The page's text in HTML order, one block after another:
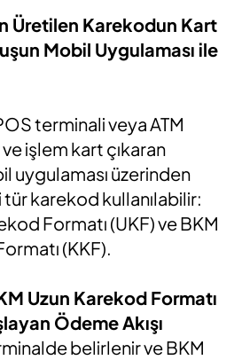
Üretilen Karekodun Kart
Mobil Uygulaması ile
terminali veya ATM
işlem kart çıkaran
uygulaması üzerinden
tür karekod kullanılabilir:
Formatı (UKF) ve BKM
(KKF).
Uzun Karekod Formatı
Ödeme Akışı
belirlenir ve BKM